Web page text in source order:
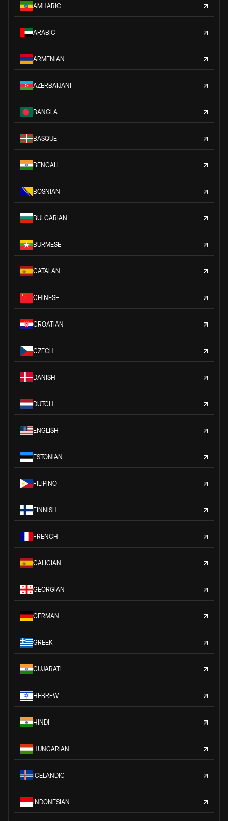
AMHARIC
ARABIC
ARMENIAN
AZERBAIJANI
BANGLA
BASQUE
BENGALI
BOSNIAN
BULGARIAN
BURMESE
CATALAN
CHINESE
CROATIAN
CZECH
DANISH
DUTCH
ENGLISH
ESTONIAN
FILIPINO
FINNISH
FRENCH
GALICIAN
GEORGIAN
GERMAN
GREEK
GUJARATI
HEBREW
HINDI
HUNGARIAN
ICELANDIC
INDONESIAN